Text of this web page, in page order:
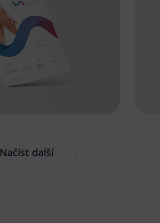
Načíst další